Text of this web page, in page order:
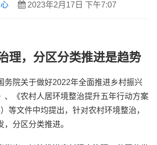
2023年2月17日 下午7:07
理，分区分类推进是趋势
务院关于做好2022年全面推进乡村振兴
、《农村人居环境整治提升五年行动方案
等文件中均提出，针对农村环境整治，
分区分类推进。